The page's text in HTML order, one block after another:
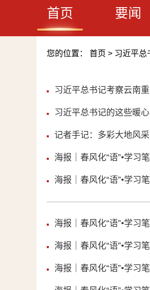
首页 要闻
您的位置： 首页 > 习近平总
习近平总书记考察云南
习近平总书记的这些暖
记者手记：多彩大地风
海报｜春风化“语”•学习
海报｜春风化“语”•学习
海报｜春风化“语”•学习
海报｜春风化“语”•学习
海报｜春风化“语”•学习